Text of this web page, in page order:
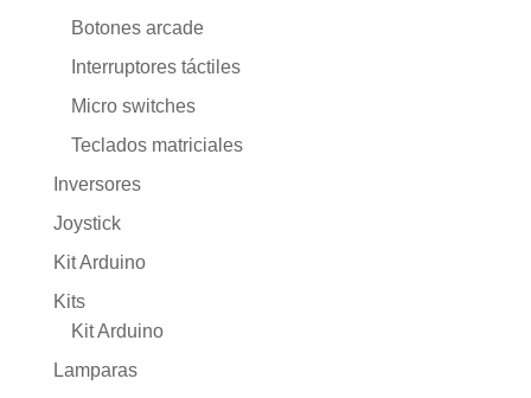
Botones arcade
Interruptores táctiles
Micro switches
Teclados matriciales
Inversores
Joystick
Kit Arduino
Kits
Kit Arduino
Lamparas